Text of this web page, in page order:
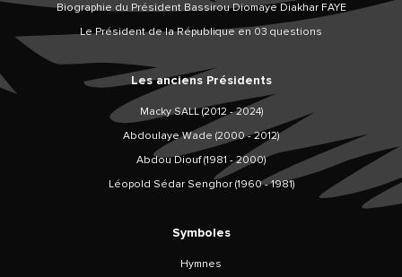
Biographie du Président Bassirou Diomaye Diakhar FAYE
Le Président de la République en 03 questions
Les anciens Présidents
Macky SALL (2012 - 2024)
Abdoulaye Wade (2000 - 2012)
Abdou Diouf (1981 - 2000)
Léopold Sédar Senghor (1960 - 1981)
Symboles
Hymnes